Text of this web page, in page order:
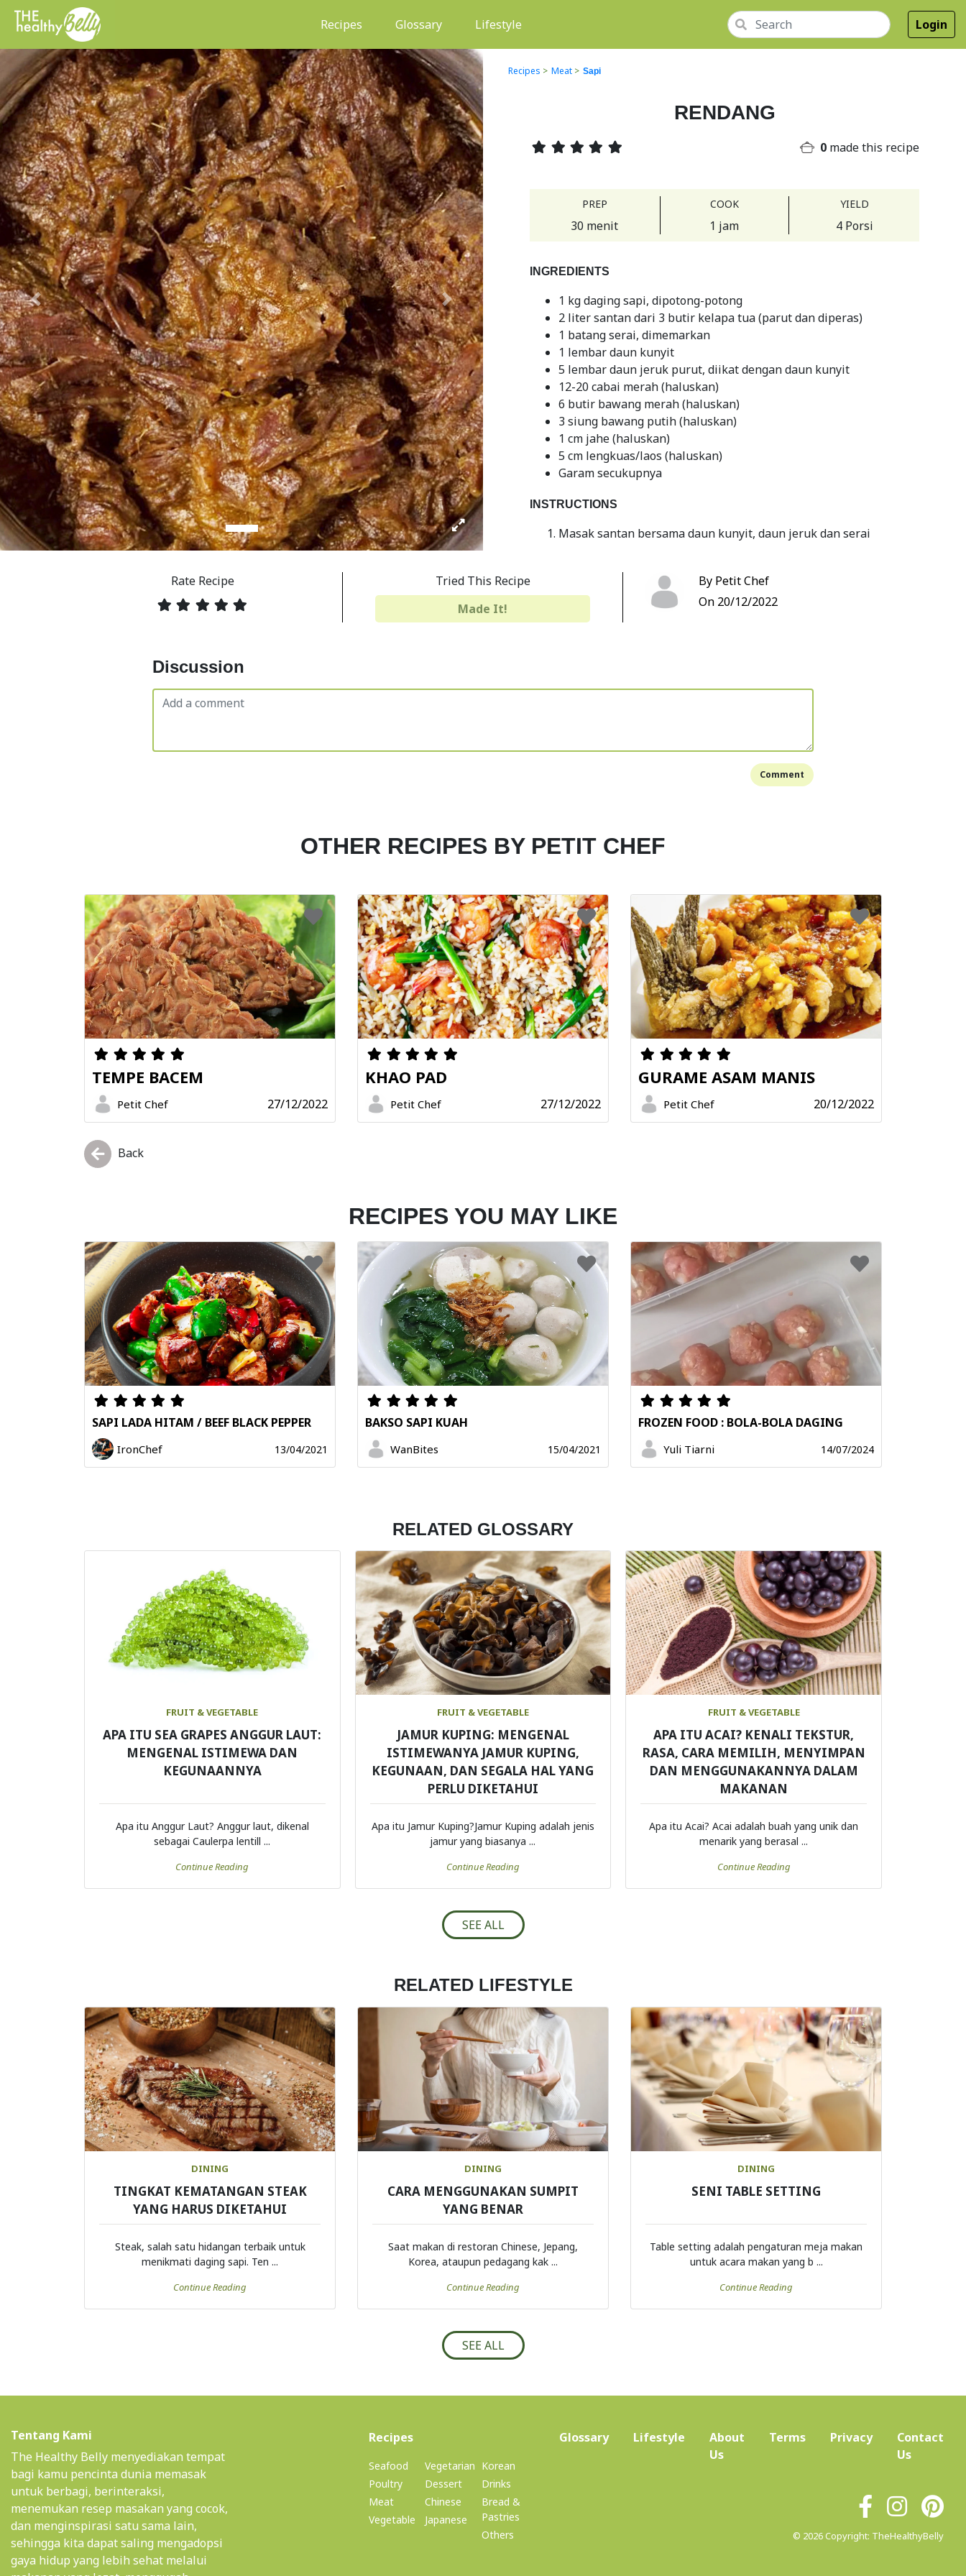
Recipes (current)Glossary Lifestyle Login
Previous Next
Recipes > Meat > Sapi
RENDANG
0 made this recipe
PREP
30 menit
COOK
1 jam
YIELD
4 Porsi
INGREDIENTS
1 kg daging sapi, dipotong-potong
2 liter santan dari 3 butir kelapa tua (parut dan diperas)
1 batang serai, dimemarkan
1 lembar daun kunyit
5 lembar daun jeruk purut, diikat dengan daun kunyit
12-20 cabai merah (haluskan)
6 butir bawang merah (haluskan)
3 siung bawang putih (haluskan)
1 cm jahe (haluskan)
5 cm lengkuas/laos (haluskan)
Garam secukupnya
INSTRUCTIONS
Masak santan bersama daun kunyit, daun jeruk dan serai
dan kecilkan apinya
Masak terus sampai semua bahan berwarna kehitam-hitaman
dan matang
Rate Recipe
Tried This Recipe
Made It!
By Petit Chef
On 20/12/2022
Discussion
Comment
OTHER RECIPES BY PETIT CHEF
TEMPE BACEM
Petit Chef 27/12/2022
KHAO PAD
Petit Chef 27/12/2022
GURAME ASAM MANIS
Petit Chef 20/12/2022
Back
RECIPES YOU MAY LIKE
SAPI LADA HITAM / BEEF BLACK PEPPER
IronChef 13/04/2021
BAKSO SAPI KUAH
WanBites 15/04/2021
FROZEN FOOD : BOLA-BOLA DAGING
Yuli Tiarni 14/07/2024
RELATED GLOSSARY
FRUIT & VEGETABLE
APA ITU SEA GRAPES ANGGUR LAUT:
MENGENAL ISTIMEWA DAN
KEGUNAANNYA
Apa itu Anggur Laut? Anggur laut, dikenal
sebagai Caulerpa lentill ...
Continue Reading
FRUIT & VEGETABLE
JAMUR KUPING: MENGENAL
ISTIMEWANYA JAMUR KUPING,
KEGUNAAN, DAN SEGALA HAL YANG
PERLU DIKETAHUI
Apa itu Jamur Kuping?Jamur Kuping adalah jenis
jamur yang biasanya ...
Continue Reading
FRUIT & VEGETABLE
APA ITU ACAI? KENALI TEKSTUR,
RASA, CARA MEMILIH, MENYIMPAN
DAN MENGGUNAKANNYA DALAM
MAKANAN
Apa itu Acai? Acai adalah buah yang unik dan
menarik yang berasal ...
Continue Reading
SEE ALL
RELATED LIFESTYLE
DINING
TINGKAT KEMATANGAN STEAK
YANG HARUS DIKETAHUI
Steak, salah satu hidangan terbaik untuk
menikmati daging sapi. Ten ...
Continue Reading
DINING
CARA MENGGUNAKAN SUMPIT
YANG BENAR
Saat makan di restoran Chinese, Jepang,
Korea, ataupun pedagang kak ...
Continue Reading
DINING
SENI TABLE SETTING
Table setting adalah pengaturan meja makan
untuk acara makan yang b ...
Continue Reading
SEE ALL
Tentang Kami
The Healthy Belly menyediakan tempat
bagi kamu pencinta dunia memasak
untuk berbagi, berinteraksi,
menemukan resep masakan yang cocok,
dan menginspirasi satu sama lain,
sehingga kita dapat saling mengadopsi
gaya hidup yang lebih sehat melalui
Recipes(current)
Seafood
Poultry
Meat
Vegetable
Vegetarian
Dessert
Chinese
Japanese
Korean
Drinks
Bread &
Pastries
Others
Glossary Lifestyle
About
Us(current)
Terms Privacy
Contact
Us
© 2026 Copyright: TheHealthyBelly